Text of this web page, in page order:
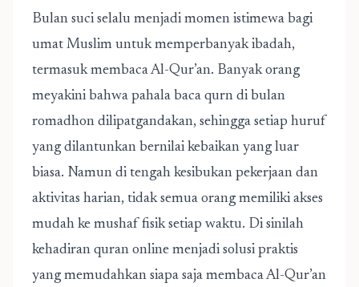
Bulan suci selalu menjadi momen istimewa bagi
umat Muslim untuk memperbanyak ibadah,
termasuk membaca Al-Qur’an. Banyak orang
meyakini bahwa pahala baca qurn di bulan
romadhon dilipatgandakan, sehingga setiap huruf
yang dilantunkan bernilai kebaikan yang luar
biasa. Namun di tengah kesibukan pekerjaan dan
aktivitas harian, tidak semua orang memiliki akses
mudah ke mushaf fisik setiap waktu. Di sinilah
kehadiran quran online menjadi solusi praktis
yang memudahkan siapa saja membaca Al-Qur’an